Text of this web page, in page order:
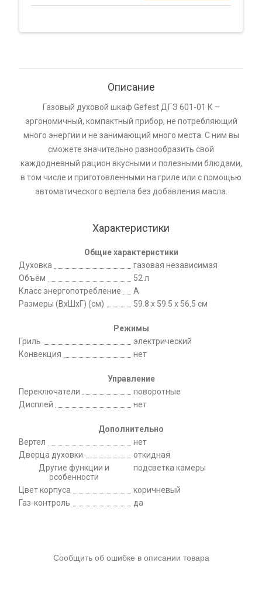
Описание
Газовый духовой шкаф Gefest ДГЭ 601-01 К –
эргономичный, компактный прибор, не потребляющий
много энергии и не занимающий много места. С ним вы
сможете значительно разнообразить свой
каждодневный рацион вкусными и полезными блюдами,
в том числе и приготовленными на гриле или с помощью
автоматического вертела без добавления масла.
Характеристики
Общие характеристики
Духовка
газовая независимая
Объём
52 л
Класс энергопотребление
A
Размеры (ВхШхГ) (см)
59.8 х 59.5 x 56.5 см
Режимы
Гриль
электрический
Конвекция
нет
Управление
Переключатели
поворотные
Дисплей
нет
Дополнительно
Вертел
нет
Дверца духовки
откидная
Другие функции и
особенности
подсветка камеры
Цвет корпуса
коричневый
Газ-контроль
да
Сообщить об ошибке в описании товара